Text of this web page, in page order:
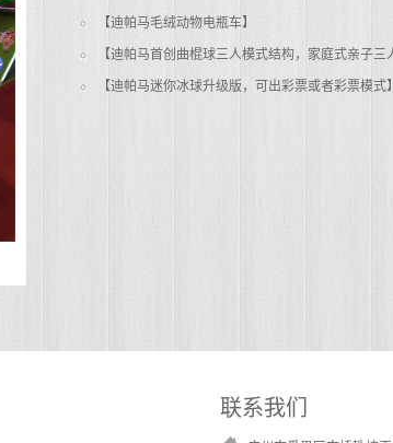
【迪帕马毛绒动物电瓶车】
【迪帕马迷你冰球升级版，可出彩票或者彩票模式】
联系我们